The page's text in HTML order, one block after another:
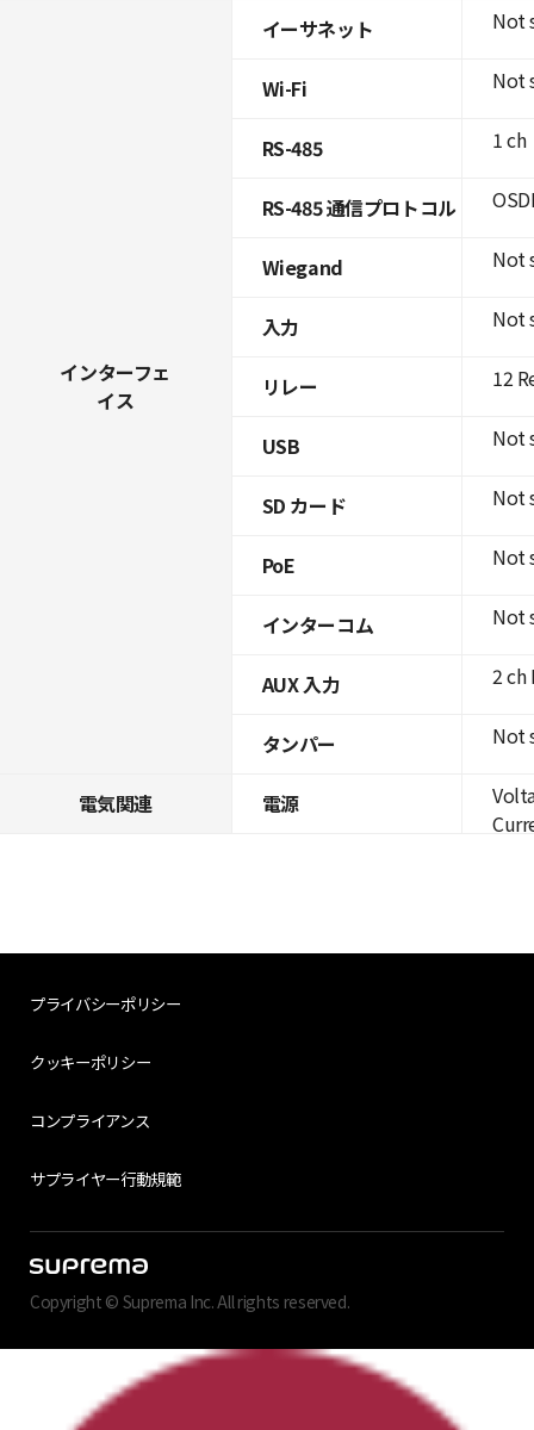
インターフェ
イス
イーサネット
Wi-Fi
RS-485
RS-485 通信プロトコル
Wiegand
入力
リレー
USB
SD カード
PoE
インターコム
AUX 入力
タンパー
電気関連 電源
Not
Not
1 ch
Not
Not
12
Not
Not
Not
Not
2
Not
プライバシーポリシー
クッキーポリシー
コンプライアンス
サプライヤー行動規範
Copyright © Suprema Inc. All rights reserved.